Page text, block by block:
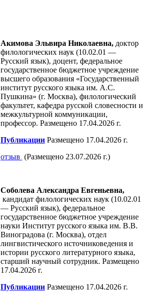
Акимова Эльвира Николаевна, доктор
филологических наук (10.02.01 —
Русский язык), доцент, федеральное
государственное бюджетное учреждение
высшего образования «Государственный
институт русского языка им. А.С.
Пушкина» (г. Москва), филологический
факультет, кафедра русской словесности и
межкультурной коммуникации,
профессор. Размещено 17.04.2026 г.
Публикации Размещено 17.04.2026 г.
отзыв (Размещено 23.07.2026 г.)
Соболева Александра Евгеньевна,
кандидат филологических наук (10.02.01
— Русский язык), федеральное
государственное бюджетное учреждение
науки Институт русского языка им. В.В.
Виноградова (г. Москва), отдел
лингвистического источниковедения и
истории русского литературного языка,
старший научный сотрудник. Размещено
17.04.2026 г.
Публикации Размещено 17.04.2026 г.